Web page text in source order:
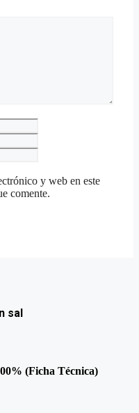
y web en este
comente.
sal
(Ficha Técnica)